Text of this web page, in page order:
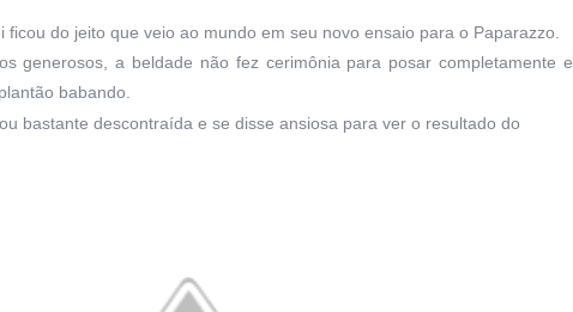
ficou do jeito que veio ao mundo em seu novo ensaio para o Paparazzo.
generosos, a beldade não fez cerimônia para posar completamente e
babando.
bastante descontraída e se disse ansiosa para ver o resultado do